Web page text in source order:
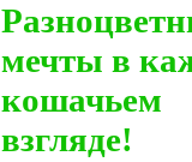
мечты в
кошачьем
взгляде!